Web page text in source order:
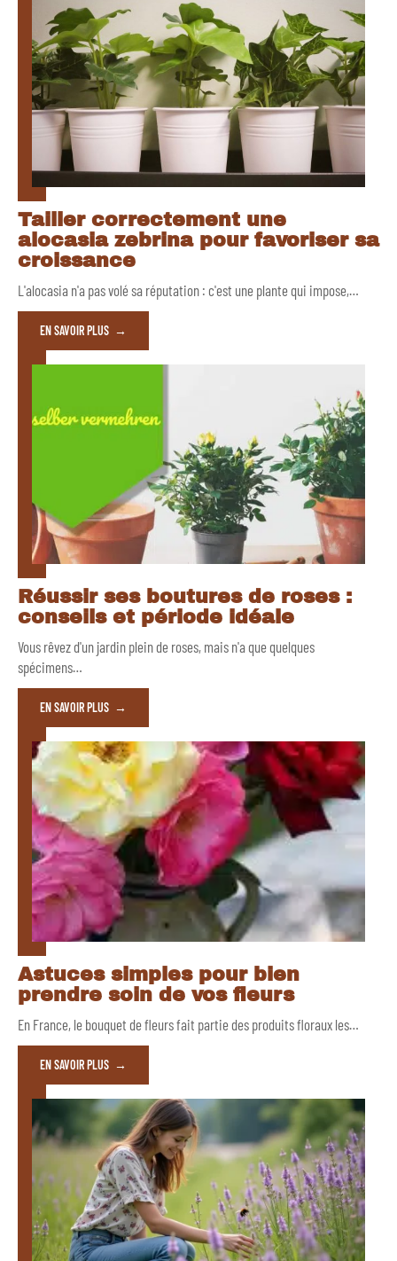
Tailler correctement une
alocasia zebrina pour favoriser sa
croissance
L'alocasia n'a pas volé sa réputation : c'est une plante qui impose,…
EN SAVOIR PLUS
Réussir ses boutures de roses :
conseils et période idéale
Vous rêvez d'un jardin plein de roses, mais n'a que quelques
spécimens…
EN SAVOIR PLUS
Astuces simples pour bien
prendre soin de vos fleurs
En France, le bouquet de fleurs fait partie des produits floraux les…
EN SAVOIR PLUS